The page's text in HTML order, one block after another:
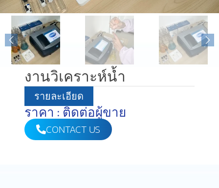
งานวิเคราะห์น้ำ
รายละเอียด
ราคา : ติดต่อผู้ขาย
CONTACT US